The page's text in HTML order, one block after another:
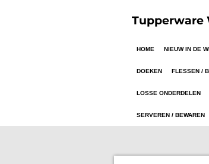
Tupperware
HOME NIEUW IN DE
DOEKEN FLESSEN /
LOSSE ONDERDELEN
SERVEREN / BEWAREN